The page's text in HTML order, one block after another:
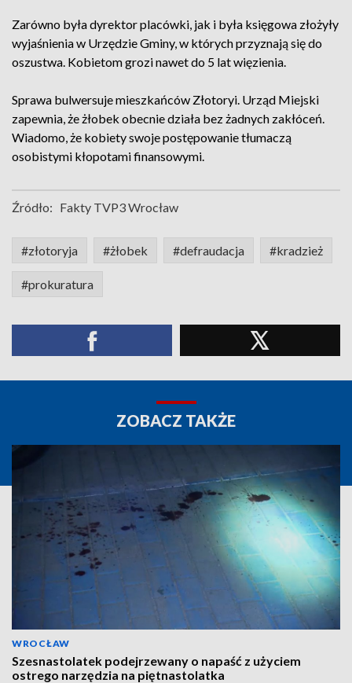
Zarówno była dyrektor placówki, jak i była księgowa złożyły
wyjaśnienia w Urzędzie Gminy, w których przyznają się do
oszustwa. Kobietom grozi nawet do 5 lat więzienia.
Sprawa bulwersuje mieszkańców Złotoryi. Urząd Miejski
zapewnia, że żłobek obecnie działa bez żadnych zakłóceń.
Wiadomo, że kobiety swoje postępowanie tłumaczą
osobistymi kłopotami finansowymi.
Źródło: Fakty TVP3 Wrocław
#złotoryja #żłobek #defraudacja #kradzież
#prokuratura
ZOBACZ TAKŻE
WROCŁAW
Szesnastolatek podejrzewany o napaść z użyciem
ostrego narzędzia na piętnastolatka